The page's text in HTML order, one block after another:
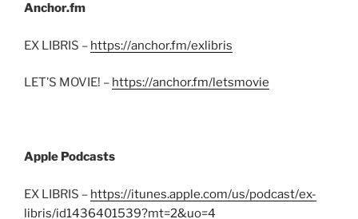
Anchor.fm
EX LIBRIS – https://anchor.fm/exlibris
LET’S MOVIE! – https://anchor.fm/letsmovie
Apple Podcasts
EX LIBRIS – https://itunes.apple.com/us/podcast/ex-
libris/id1436401539?mt=2&uo=4